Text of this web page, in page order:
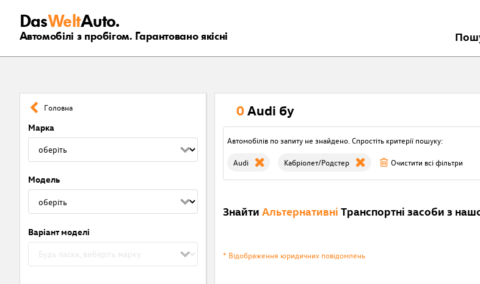
DasWeltAuto.
Автомобілі з пробігом. Гарантовано якісні
Головна
Марка
Модель
Варіант моделі
0 Audi бу
Автомобілів по запиту не знайдено. Спростіть критерії пошуку:
Audi Кабріолет/Родстер Очистити всі фільтри
Знайти Альтернативні Транспортні засоби з
* Відображення юридичних повідомлень